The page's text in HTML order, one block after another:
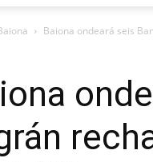
Baiona ondeará seis